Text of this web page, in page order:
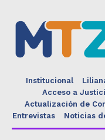
Institucional
Acceso a
Actualización de
Entrevistas
Noticias